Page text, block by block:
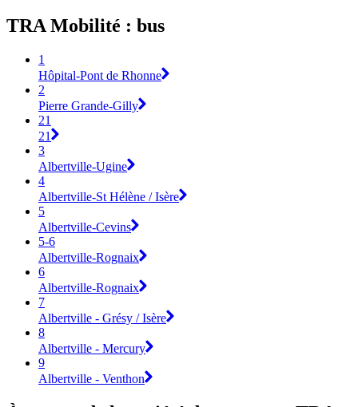
TRA Mobilité : bus
1
Hôpital-Pont de Rhonne
2
Pierre Grande-Gilly
21
21
3
Albertville-Ugine
4
Albertville-St Hélène / Isère
5
Albertville-Cevins
5-6
Albertville-Rognaix
6
Albertville-Rognaix
7
Albertville - Grésy / Isère
8
Albertville - Mercury
9
Albertville - Venthon